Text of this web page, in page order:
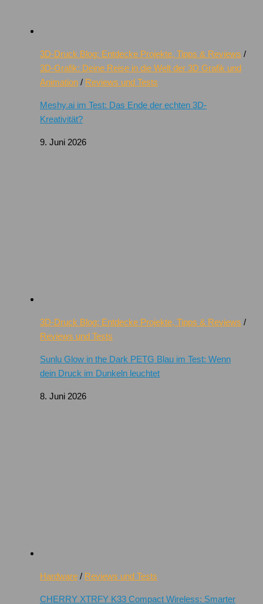
3D-Druck Blog: Entdecke Projekte, Tipps & Reviews /
3D-Grafik: Deine Reise in die Welt der 3D Grafik und
Animation / Reviews und Tests
Meshy.ai im Test: Das Ende der echten 3D-
Kreativität?
9. Juni 2026
3D-Druck Blog: Entdecke Projekte, Tipps & Reviews /
Reviews und Tests
Sunlu Glow in the Dark PETG Blau im Test: Wenn
dein Druck im Dunkeln leuchtet
8. Juni 2026
Hardware / Reviews und Tests
CHERRY XTRFY K33 Compact Wireless: Smarter